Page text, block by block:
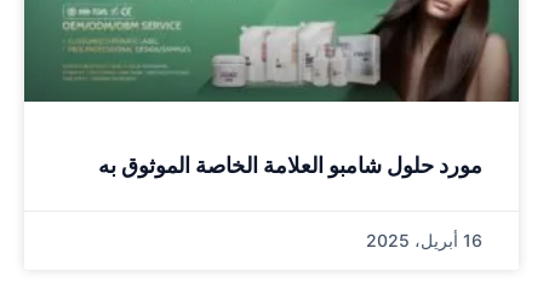
مورد حلول شامبو العلامة الخاصة الموثوق به
16 أبريل، 2025